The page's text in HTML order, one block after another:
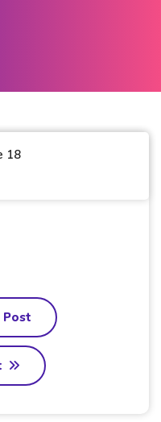
18
Post